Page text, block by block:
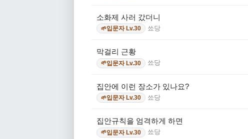
소화제 사러 갔더니
🌱입문자 Lv.30 쑈당
막걸리 근황
🌱입문자 Lv.30 쑈당
집안에 이런 장소가 있나요?
🌱입문자 Lv.30 쑈당
집안규칙을 엄격하게 하면
🌱입문자 Lv.30 쑈당